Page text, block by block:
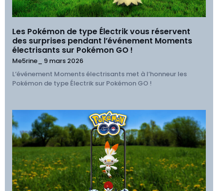
Les Pokémon de type Électrik vous réservent
des surprises pendant l’événement Moments
électrisants sur Pokémon GO !
Me5rine_ 9 mars 2026
L’événement Moments électrisants met à l’honneur les
Pokémon de type Électrik sur Pokémon GO !